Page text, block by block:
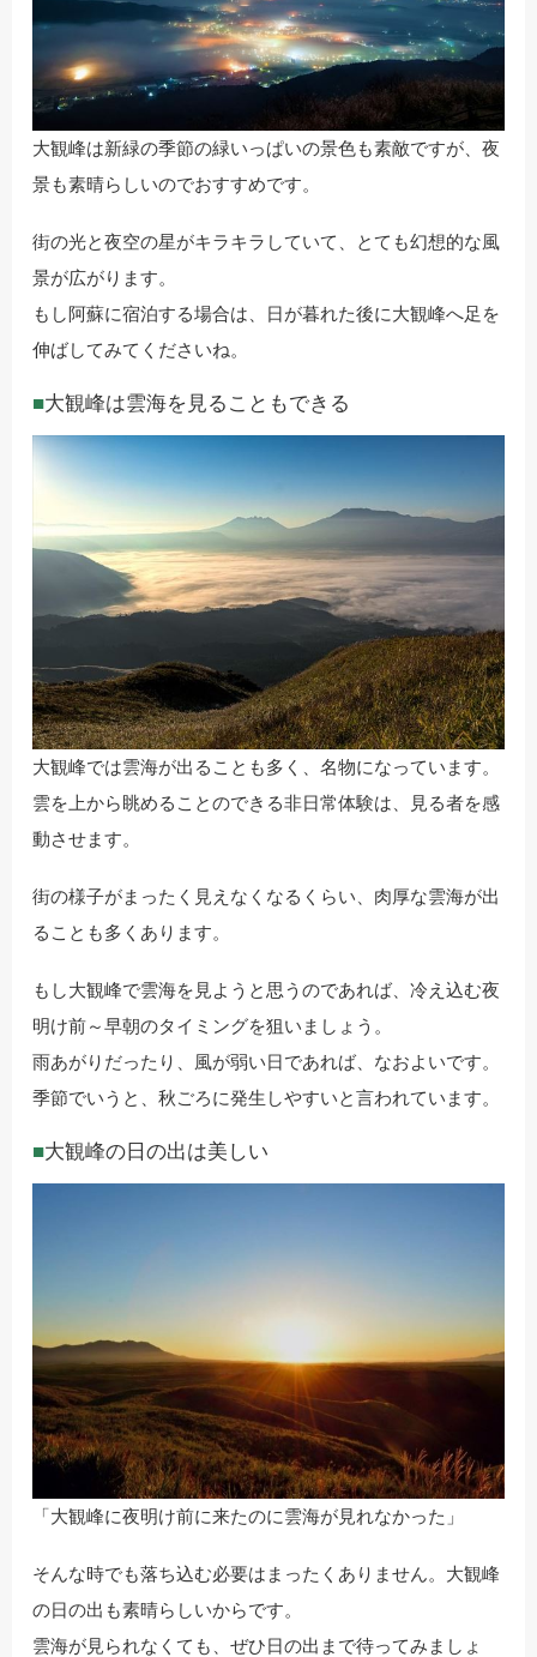
大観峰は新緑の季節の緑いっぱいの景色も素敵ですが、夜
景も素晴らしいのでおすすめです。
街の光と夜空の星がキラキラしていて、とても幻想的な風
景が広がります。
もし阿蘇に宿泊する場合は、日が暮れた後に大観峰へ足を
伸ばしてみてくださいね。
大観峰は雲海を見ることもできる
大観峰では雲海が出ることも多く、名物になっています。
雲を上から眺めることのできる非日常体験は、見る者を感
動させます。
街の様子がまったく見えなくなるくらい、肉厚な雲海が出
ることも多くあります。
もし大観峰で雲海を見ようと思うのであれば、冷え込む夜
明け前～早朝のタイミングを狙いましょう。
雨あがりだったり、風が弱い日であれば、なおよいです。
季節でいうと、秋ごろに発生しやすいと言われています。
大観峰の日の出は美しい
「大観峰に夜明け前に来たのに雲海が見れなかった」
そんな時でも落ち込む必要はまったくありません。大観峰
の日の出も素晴らしいからです。
雲海が見られなくても、ぜひ日の出まで待ってみましょ